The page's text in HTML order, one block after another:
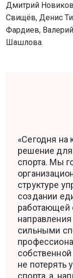
Дмитрий
Свищёв, Денис
Фардиев,
Шашлова.
«Сегодня на
решение
спорта. Мы
структуре
создании
работающей
сильными
не потерять